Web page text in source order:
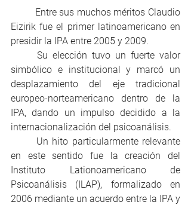
Eizirik fue el primer latinoamericano en
presidir la IPA entre 2005 y 2009.
simbólico e institucional y marcó un
desplazamiento del eje tradicional
europeo-norteamericano dentro de la
IPA, dando un impulso decidido a la
internacionalización del psicoanálisis.
en este sentido fue la creación del
Instituto Lationoamericano de
Psicoanálisis (ILAP), formalizado en
2006 mediante un acuerdo entre la IPA y